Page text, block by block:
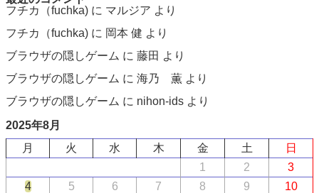
フチカ（fuchka) に マルジア より
フチカ（fuchka) に 岡本 健 より
ブラウザの隠しゲーム に 藤田 より
ブラウザの隠しゲーム に 海乃 薫 より
ブラウザの隠しゲーム に nihon-ids より
2025年8月
月
火 水 木 金 土
日
1
2
3
4
5 6 7 8 9
10